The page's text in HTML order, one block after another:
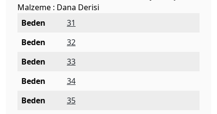
Malzeme : Dana Derisi
Beden
31
Beden
32
Beden
33
Beden
34
Beden
35